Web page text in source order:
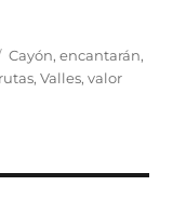
Etiquetas
Cayón,encantarán,
rutas,Valles,valor